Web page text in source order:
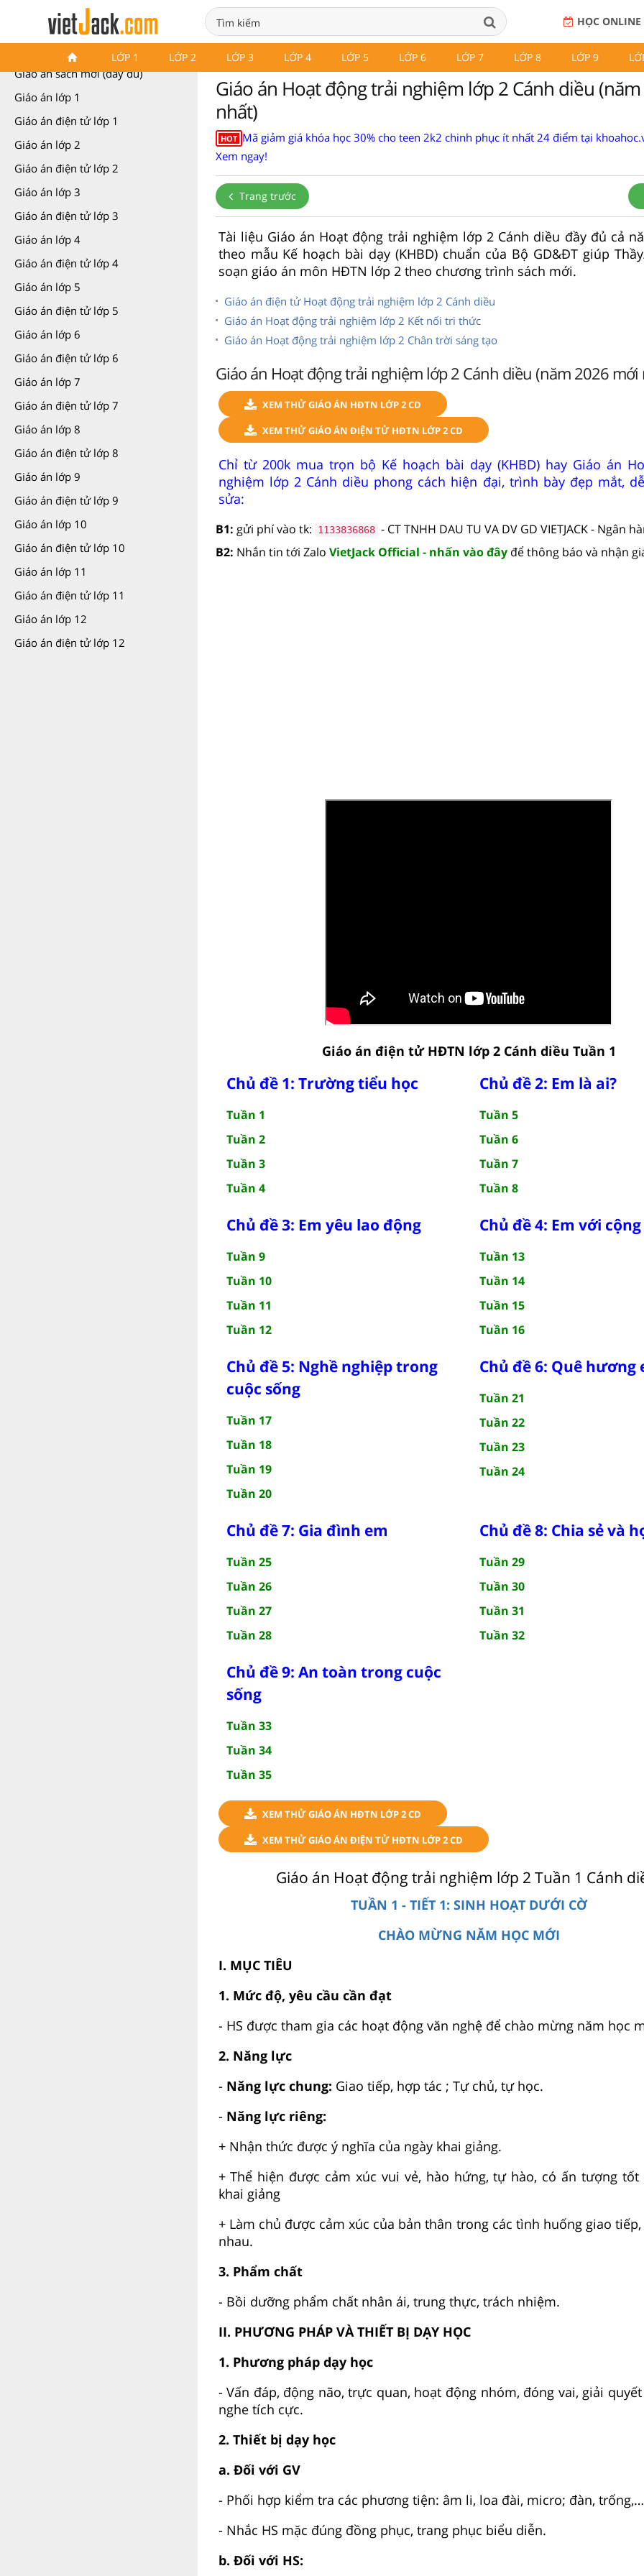
HỌC ONLINE
LỚP 1 LỚP 2 LỚP 3 LỚP 4 LỚP 5 LỚP 6 LỚP 7 LỚP 8 LỚP 9
Giáo án các môn học (các lớp)
Giáo án sách mới (đầy đủ)
Giáo án lớp 1
Giáo án điện tử lớp 1
Giáo án lớp 2
Giáo án điện tử lớp 2
Giáo án lớp 3
Giáo án điện tử lớp 3
Giáo án lớp 4
Giáo án điện tử lớp 4
Giáo án lớp 5
Giáo án điện tử lớp 5
Giáo án lớp 6
Giáo án điện tử lớp 6
Giáo án lớp 7
Giáo án điện tử lớp 7
Giáo án lớp 8
Giáo án điện tử lớp 8
Giáo án lớp 9
Giáo án điện tử lớp 9
Giáo án lớp 10
Giáo án điện tử lớp 10
Giáo án lớp 11
Giáo án điện tử lớp 11
Giáo án lớp 12
Giáo án điện tử lớp 12
Giáo án Hoạt động trải nghiệm lớp 2 Cánh diều
nhất)
HOT Mã giảm giá khóa học 30% cho teen 2k2 chinh phục ít nhất 24 điểm tại
Xem ngay!
Trang trước
Tài liệu Giáo án Hoạt động trải nghiệm lớp 2 Cánh diều đầy đủ cả
theo mẫu Kế hoạch bài dạy (KHBD) chuẩn của Bộ GD&ĐT giúp
soạn giáo án môn HĐTN lớp 2 theo chương trình sách mới.
Giáo án điện tử Hoạt động trải nghiệm lớp 2 Cánh diều
Giáo án Hoạt động trải nghiệm lớp 2 Kết nối tri thức
Giáo án Hoạt động trải nghiệm lớp 2 Chân trời sáng tạo
Giáo án Hoạt động trải nghiệm lớp 2 Cánh diều (năm 2026 mới
XEM THỬ GIÁO ÁN HĐTN LỚP 2 CD
XEM THỬ GIÁO ÁN ĐIỆN TỬ HĐTN LỚP 2 CD
Chỉ từ 200k mua trọn bộ Kế hoạch bài dạy (KHBD) hay Giáo án
nghiệm lớp 2 Cánh diều phong cách hiện đại, trình bày đẹp mắt,
sửa:
B1: gửi phí vào tk: 1133836868 - CT TNHH DAU TU VA DV GD VIETJACK - Ngân
B2: Nhắn tin tới Zalo VietJack Official - nhấn vào đây để thông báo và nhận
Giáo án điện tử HĐTN lớp 2 Cánh diều Tuần 1
Chủ đề 1: Trường tiểu học
Tuần 1
Tuần 2
Tuần 3
Tuần 4
Chủ đề 2: Em là ai?
Tuần 5
Tuần 6
Tuần 7
Tuần 8
Chủ đề 3: Em yêu lao động
Tuần 9
Tuần 10
Tuần 11
Tuần 12
Chủ đề 4: Em với
Tuần 13
Tuần 14
Tuần 15
Tuần 16
Chủ đề 5: Nghề nghiệp trong
cuộc sống
Tuần 17
Tuần 18
Tuần 19
Tuần 20
Chủ đề 6: Quê hương
Tuần 21
Tuần 22
Tuần 23
Tuần 24
Chủ đề 7: Gia đình em
Tuần 25
Tuần 26
Tuần 27
Tuần 28
Chủ đề 8: Chia sẻ và
Tuần 29
Tuần 30
Tuần 31
Tuần 32
Chủ đề 9: An toàn trong cuộc
sống
Tuần 33
Tuần 34
Tuần 35
XEM THỬ GIÁO ÁN HĐTN LỚP 2 CD
XEM THỬ GIÁO ÁN ĐIỆN TỬ HĐTN LỚP 2 CD
Giáo án Hoạt động trải nghiệm lớp 2 Tuần 1 Cánh
TUẦN 1 - TIẾT 1: SINH HOẠT DƯỚI CỜ
CHÀO MỪNG NĂM HỌC MỚI
I. MỤC TIÊU
1. Mức độ, yêu cầu cần đạt
- HS được tham gia các hoạt động văn nghệ để chào mừng năm học
2. Năng lực
- Năng lực chung: Giao tiếp, hợp tác ; Tự chủ, tự học.
- Năng lực riêng:
+ Nhận thức được ý nghĩa của ngày khai giảng.
+ Thể hiện được cảm xúc vui vẻ, hào hứng, tự hào, có ấn tượng tốt
khai giảng
+ Làm chủ được cảm xúc của bản thân trong các tình huống giao
nhau.
3. Phẩm chất
- Bồi dưỡng phẩm chất nhân ái, trung thực, trách nhiệm.
II. PHƯƠNG PHÁP VÀ THIẾT BỊ DẠY HỌC
1. Phương pháp dạy học
- Vấn đáp, động não, trực quan, hoạt động nhóm, đóng vai, giải
nghe tích cực.
2. Thiết bị dạy học
a. Đối với GV
- Phối hợp kiểm tra các phương tiện: âm li, loa đài, micro; đàn, trống,…
- Nhắc HS mặc đúng đồng phục, trang phục biểu diễn.
b. Đối với HS: